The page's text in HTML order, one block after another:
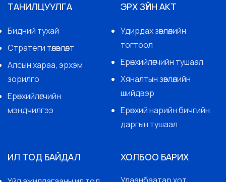
ТАНИЛЦУУЛГА
Бидний тухай
Стратеги төлөвлөлт
Алсын хараа, эрхэм
зорилго
Ерөнхийлөгчийн
мэндчилгээ
ЭРХ ЗҮЙН АКТ
Удирдах зөвлөлийн
тогтоол
Ерөнхийлөгчийн тушаал
Хяналтын зөвлөлийн
шийдвэр
Ерөнхий нарийн бичгийн
даргын тушаал
ИЛ ТОД БАЙДАЛ ХОЛБОО БАРИХ